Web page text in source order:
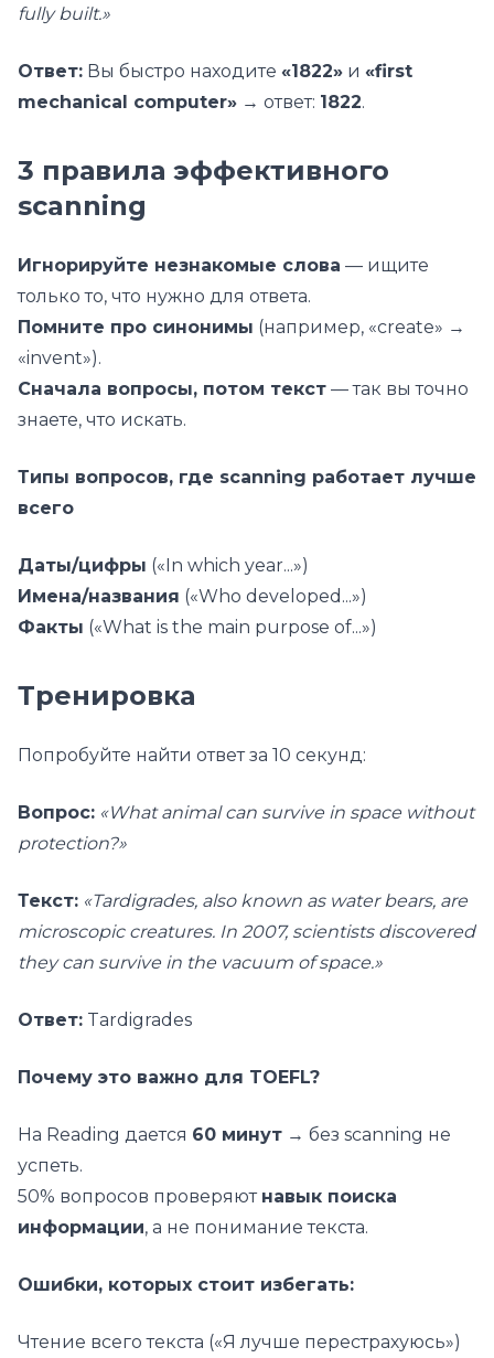
fully built.»
Ответ: Вы быстро находите «1822» и «first
mechanical computer» → ответ: 1822.
3 правила эффективного
scanning
Игнорируйте незнакомые слова — ищите
только то, что нужно для ответа.
Помните про синонимы (например, «create» →
«invent»).
Сначала вопросы, потом текст — так вы точно
знаете, что искать.
Типы вопросов, где scanning работает лучше
всего
Даты/цифры («In which year...»)
Имена/названия («Who developed...»)
Факты («What is the main purpose of...»)
Тренировка
Попробуйте найти ответ за 10 секунд:
Вопрос: «What animal can survive in space without
protection?»
Текст: «Tardigrades, also known as water bears, are
microscopic creatures. In 2007, scientists discovered
they can survive in the vacuum of space.»
Ответ: Tardigrades
Почему это важно для TOEFL?
На Reading дается 60 минут → без scanning не
успеть.
50% вопросов проверяют навык поиска
информации, а не понимание текста.
Ошибки, которых стоит избегать:
Чтение всего текста («Я лучше перестрахуюсь»)